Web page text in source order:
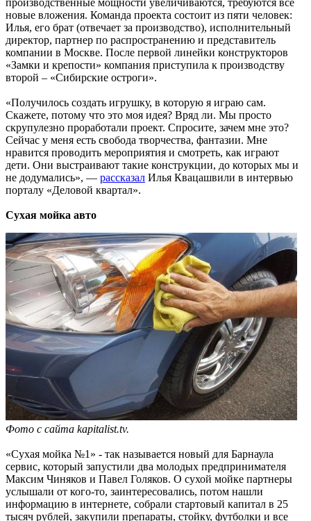
производственные мощности увеличиваются, требуются все
новые вложения. Команда проекта состоит из пяти человек:
Илья, его брат (отвечает за производство), исполнительный
директор, партнер по распространению и представитель
компании в Москве. После первой линейки конструкторов
«Замки и крепости» компания приступила к производству
второй – «Сибирские остроги».
«Получилось создать игрушку, в которую я играю сам.
Скажете, потому что это моя идея? Вряд ли. Мы просто
скрупулезно проработали проект. Спросите, зачем мне это?
Сейчас у меня есть свобода творчества, фантазии. Мне
нравится проводить мероприятия и смотреть, как играют
дети. Они выстраивают такие конструкции, до которых мы и
не додумались», — рассказал Илья Квацашвили в интервью
порталу «Деловой квартал».
Сухая мойка авто
Фото с сайта kapitalist.tv.
«Сухая мойка №1» - так называется новый для Барнаула
сервис, который запустили два молодых предпринимателя
Максим Чиняков и Павел Голяков. О сухой мойке партнеры
услышали от кого-то, заинтересовались, потом нашли
информацию в интернете, собрали стартовый капитал в 25
тысяч рублей, закупили препараты, стойку, футболки и все